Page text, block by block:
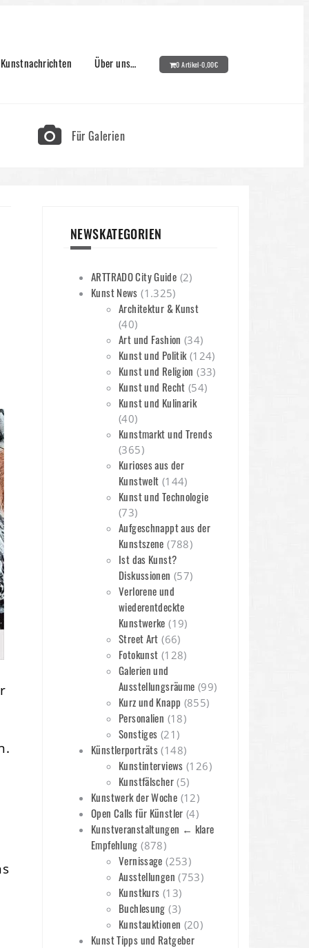
Kunstnachrichten Über uns… 0 Artikel-0,00€
Für Galerien
NEWSKATEGORIEN
ARTTRADO City Guide (2)
Kunst News (1.325)
Architektur & Kunst
(40)
Art und Fashion (34)
Kunst und Politik(124)
Kunst und Religion (33)
Kunst und Recht (54)
Kunst und Kulinarik
(40)
Kunstmarkt und Trends
(365)
Kurioses aus der
Kunstwelt (144)
Kunst und Technologie
(73)
Aufgeschnappt aus der
Kunstszene (788)
Ist das Kunst?
Diskussionen (57)
Verlorene und
wiederentdeckte
Kunstwerke (19)
Street Art (66)
Fotokunst (128)
Galerien und
Ausstellungsräume (99)
Kurz und Knapp (855)
Personalien (18)
Sonstiges (21)
Künstlerporträts (148)
Kunstinterviews (126)
Kunstfälscher(5)
Kunstwerk der Woche (12)
Open Calls für Künstler (4)
Kunstveranstaltungen ← klare
Empfehlung (878)
Vernissage (253)
Ausstellungen (753)
Kunstkurs (13)
Buchlesung (3)
Kunstauktionen (20)
Kunst Tipps und Ratgeber